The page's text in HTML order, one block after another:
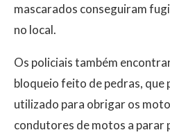
mascarados conseguiram
no local.
Os policiais também
bloqueio feito de pedras, que
utilizado para obrigar os
condutores de motos a parar